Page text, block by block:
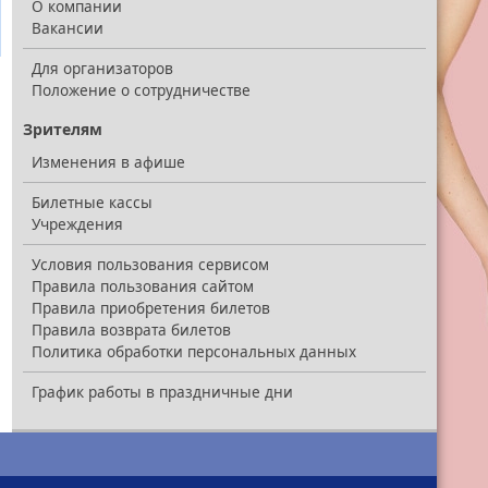
О компании
Вакансии
Для организаторов
Положение о сотрудничестве
Зрителям
Изменения в афише
Билетные кассы
Учреждения
Условия пользования сервисом
Правила пользования сайтом
Правила приобретения билетов
Правила возврата билетов
Политика обработки персональных данных
График работы в праздничные дни